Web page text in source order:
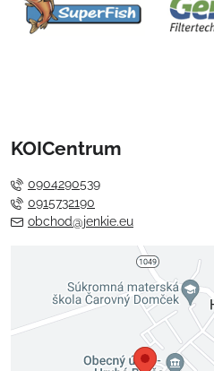
KOICentrum
0904290539
0915732190
obchod@jenkie.eu
Externý obsah je
Voľbami
Prajete si načítať externý